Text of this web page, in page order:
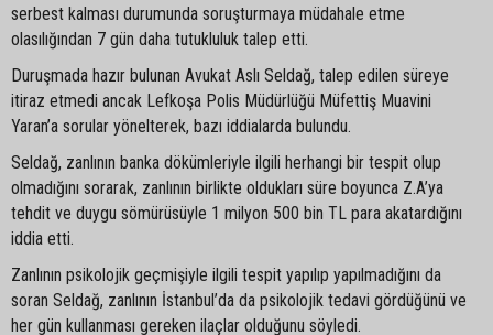
serbest kalması durumunda soruşturmaya müdahale etme
olasılığından 7 gün daha tutukluluk talep etti.
Duruşmada hazır bulunan Avukat Aslı Seldağ, talep edilen süreye
itiraz etmedi ancak Lefkoşa Polis Müdürlüğü Müfettiş Muavini
Yaran’a sorular yönelterek, bazı iddialarda bulundu.
Seldağ, zanlının banka dökümleriyle ilgili herhangi bir tespit olup
olmadığını sorarak, zanlının birlikte oldukları süre boyunca Z.A’ya
tehdit ve duygu sömürüsüyle 1 milyon 500 bin TL para akatardığını
iddia etti.
Zanlının psikolojik geçmişiyle ilgili tespit yapılıp yapılmadığını da
soran Seldağ, zanlının İstanbul’da da psikolojik tedavi gördüğünü ve
her gün kullanması gereken ilaçlar olduğunu söyledi.